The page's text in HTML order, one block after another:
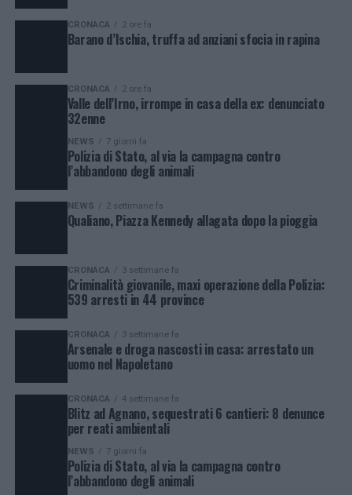
CRONACA 2 ore fa
Barano d’Ischia, truffa ad anziani sfocia in rapina
CRONACA 2 ore fa
Valle dell’Irno, irrompe in casa della ex: denunciato
32enne
NEWS 7 giorni fa
Polizia di Stato, al via la campagna contro
l’abbandono degli animali
NEWS 2 settimane fa
Qualiano, Piazza Kennedy allagata dopo la pioggia
CRONACA 3 settimane fa
Criminalità giovanile, maxi operazione della Polizia:
539 arresti in 44 province
CRONACA 3 settimane fa
Arsenale e droga nascosti in casa: arrestato un
uomo nel Napoletano
CRONACA 4 settimane fa
Blitz ad Agnano, sequestrati 6 cantieri: 8 denunce
per reati ambientali
NEWS 7 giorni fa
Polizia di Stato, al via la campagna contro
l’abbandono degli animali